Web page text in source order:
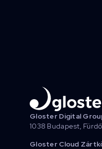
Gloster Digital
1038 Budapest,
Gloster Cloud